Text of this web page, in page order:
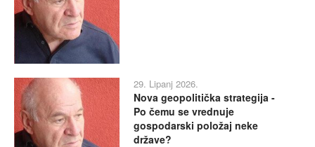
29. Lipanj 2026.
Nova geopolitička strategija -
Po čemu se vrednuje
gospodarski položaj neke
države?